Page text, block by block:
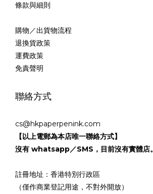
條款與細則
購物／出貨物流程
退換貨政策
運費政策
免責聲明
聯絡方式
cs@hkpaperpenink.com
【以上電郵為本店唯一聯絡方式】
沒有 whatsapp／SMS，目前沒有實體店。
註冊地址：香港特別行政區
（僅作商業登記用途，不對外開放）